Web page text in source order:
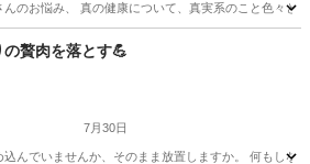
のお悩み、 真の健康について、真実系のこと色々
美容健康 レッスン
の贅肉を落とす💪
7月30日
んでいませんか、そのまま放置しますか。 何もし